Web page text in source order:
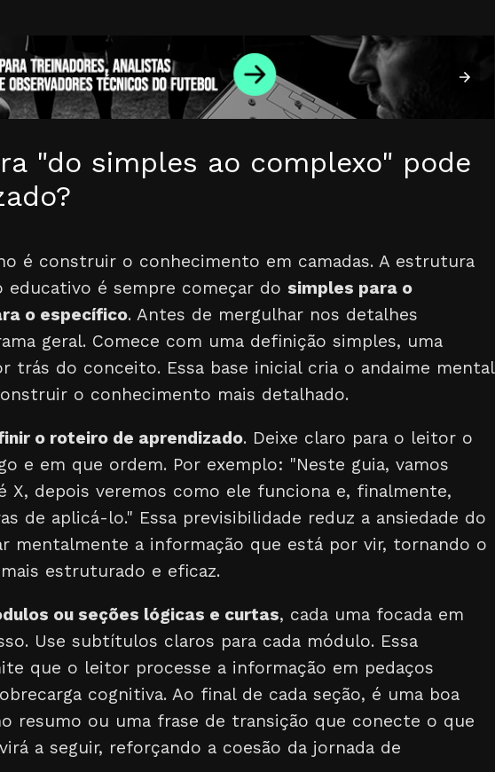
"do simples ao complexo" pode
é construir o conhecimento em camadas. A estrutura
educativo é sempre começar do simples para o
o específico. Antes de mergulhar nos detalhes
geral. Comece com uma definição simples, uma
trás do conceito. Essa base inicial cria o andaime mental
o conhecimento mais detalhado.
o roteiro de aprendizado. Deixe claro para o leitor o
e em que ordem. Por exemplo: "Neste guia, vamos
X, depois veremos como ele funciona e, finalmente,
de aplicá-lo." Essa previsibilidade reduz a ansiedade do
mentalmente a informação que está por vir, tornando o
estruturado e eficaz.
ou seções lógicas e curtas, cada uma focada em
Use subtítulos claros para cada módulo. Essa
que o leitor processe a informação em pedaços
cognitiva. Ao final de cada seção, é uma boa
resumo ou uma frase de transição que conecte o que
a seguir, reforçando a coesão da jornada de